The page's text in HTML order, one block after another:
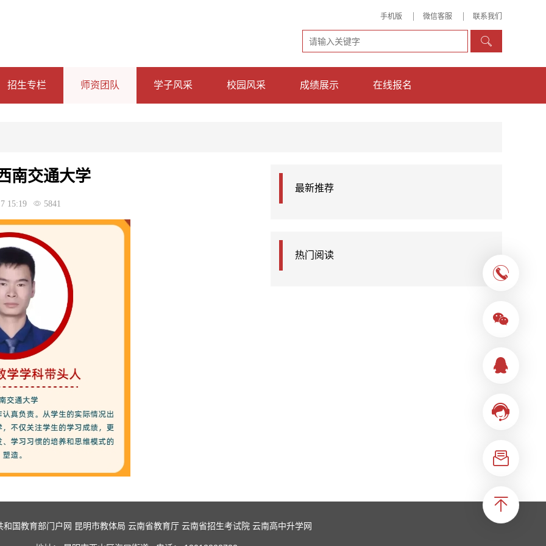
手机版 微信客服 联系我们

招生专栏 师资团队 学子风采 校园风采 成绩展示 在线报名
南交通大学
15:19 5841
最新推荐
热门阅读
和国教育部门户网 昆明市教体局 云南省教育厅 云南省招生考试院 云南高中升学网